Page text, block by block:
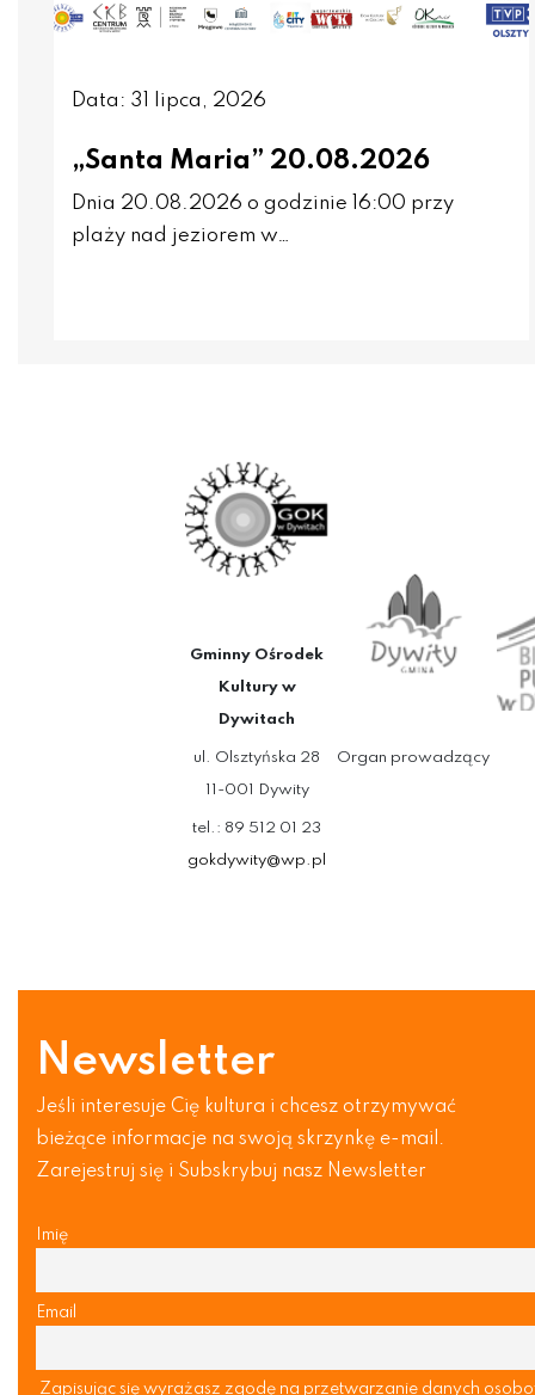
Data: 31 lipca, 2026
„Santa Maria” 20.08.2026
Dnia 20.08.2026 o godzinie 16:00 przy
plaży nad jeziorem w…
Gminny Ośrodek
Kultury w
Dywitach
ul. Olsztyńska 28
11-001 Dywity
tel.: 89 512 01 23
gokdywity@wp.pl
Organ prowadzący
Newsletter
Jeśli interesuje Cię kultura i chcesz otrzymywać
bieżące informacje na swoją skrzynkę e-mail.
Zarejestruj się i Subskrybuj nasz Newsletter
Imię
Email
Zapisując się wyrażasz zgodę na przetwarzanie danych